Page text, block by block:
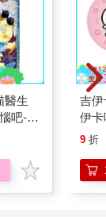
醫生
吧-假
吉
伊卡
9 折